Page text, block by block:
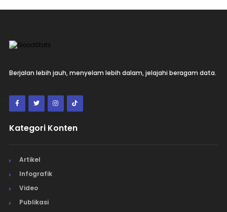
Berjalan lebih jauh, menyelam lebih dalam, jelajahi beragam data.
Kategori Konten
Artikel
Infografik
Video
Publikasi